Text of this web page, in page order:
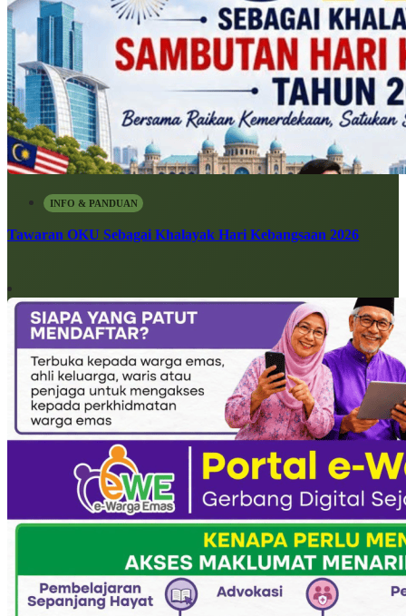
INFO & PANDUAN
Tawaran OKU Sebagai Khalayak Hari Kebangsaan 2026